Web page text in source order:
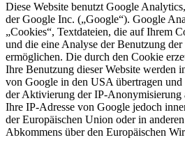
Diese Website benutzt Google
der Google Inc. („Google“). Google
„Cookies“, Textdateien, die auf Ihrem
und die eine Analyse der Benutzung
ermöglichen. Die durch den Cookie
Ihre Benutzung dieser Website werden
von Google in den USA übertragen
der Aktivierung der IP-Anonymisierung
Ihre IP-Adresse von Google jedoch
der Europäischen Union oder in anderen
Abkommens über den Europäischen